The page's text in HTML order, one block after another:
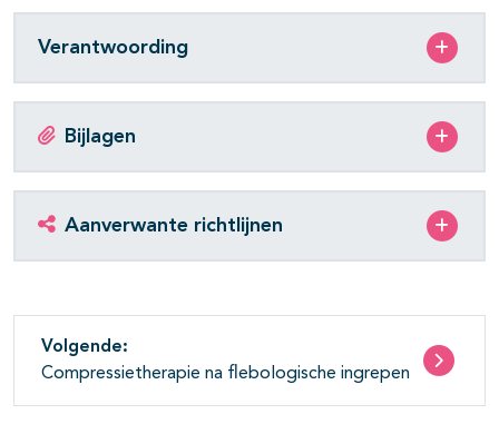
Verantwoording
Bijlagen
Aanverwante richtlijnen
Volgende:
Compressietherapie na flebologische ingrepen